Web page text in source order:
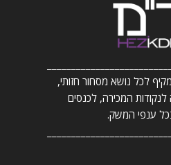
לכל נושא מסחור חזותי,
לנקודות המכירה, לכנסים
ענפי המשק.